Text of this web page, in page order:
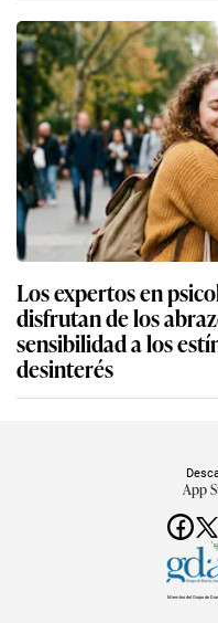
Los expertos en
disfrutan de los
sensibilidad a los
desinterés
App
Miembro del Grupo de